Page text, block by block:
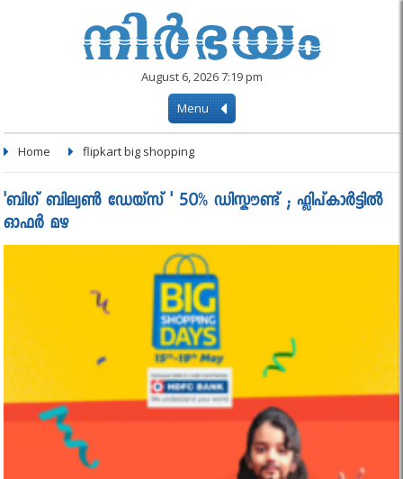
August 6, 2026 7:19 pm
Menu
Home flipkart big shopping
'ബിഗ് ബില്യൺ ഡേയ്സ് ' 50% ഡിസ്കൗണ്ട് ; ഫ്ലിപ്കാർട്ടിൽ
ഓഫർ മഴ